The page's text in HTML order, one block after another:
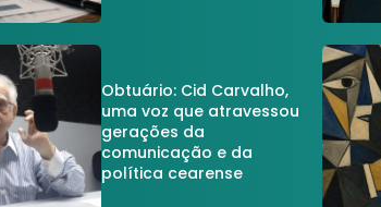
Obtuário: Cid Carvalho,
uma voz que atravessou
gerações da
comunicação e da
política cearense